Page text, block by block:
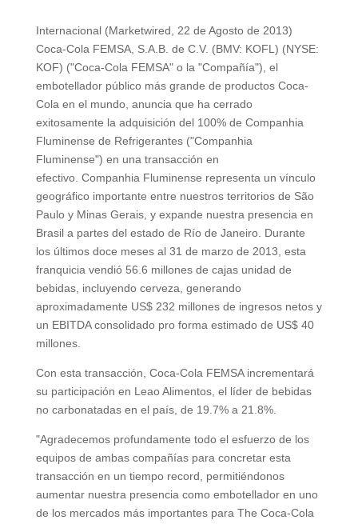
Internacional (Marketwired, 22 de Agosto de 2013)
Coca-Cola FEMSA, S.A.B. de C.V. (BMV: KOFL) (NYSE:
KOF) ("Coca-Cola FEMSA" o la "Compañía"), el
embotellador público más grande de productos Coca-
Cola en el mundo, anuncia que ha cerrado
exitosamente la adquisición del 100% de Companhia
Fluminense de Refrigerantes ("Companhia
Fluminense") en una transacción en
efectivo. Companhia Fluminense representa un vínculo
geográfico importante entre nuestros territorios de São
Paulo y Minas Gerais, y expande nuestra presencia en
Brasil a partes del estado de Río de Janeiro. Durante
los últimos doce meses al 31 de marzo de 2013, esta
franquicia vendió 56.6 millones de cajas unidad de
bebidas, incluyendo cerveza, generando
aproximadamente US$ 232 millones de ingresos netos y
un EBITDA consolidado pro forma estimado de US$ 40
millones.
Con esta transacción, Coca-Cola FEMSA incrementará
su participación en Leao Alimentos, el líder de bebidas
no carbonatadas en el país, de 19.7% a 21.8%.
"Agradecemos profundamente todo el esfuerzo de los
equipos de ambas compañías para concretar esta
transacción en un tiempo record, permitiéndonos
aumentar nuestra presencia como embotellador en uno
de los mercados más importantes para The Coca-Cola